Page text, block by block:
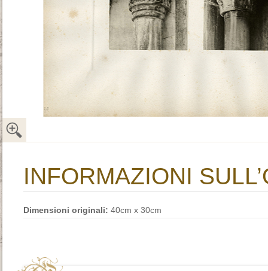
INFORMAZIONI
Dimensioni originali: 40cm x 30cm